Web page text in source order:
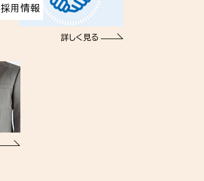
採用情報
詳しく見る